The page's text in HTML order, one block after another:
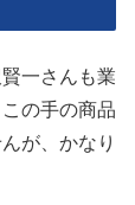
一さんも業
の手の商品
が、かなり